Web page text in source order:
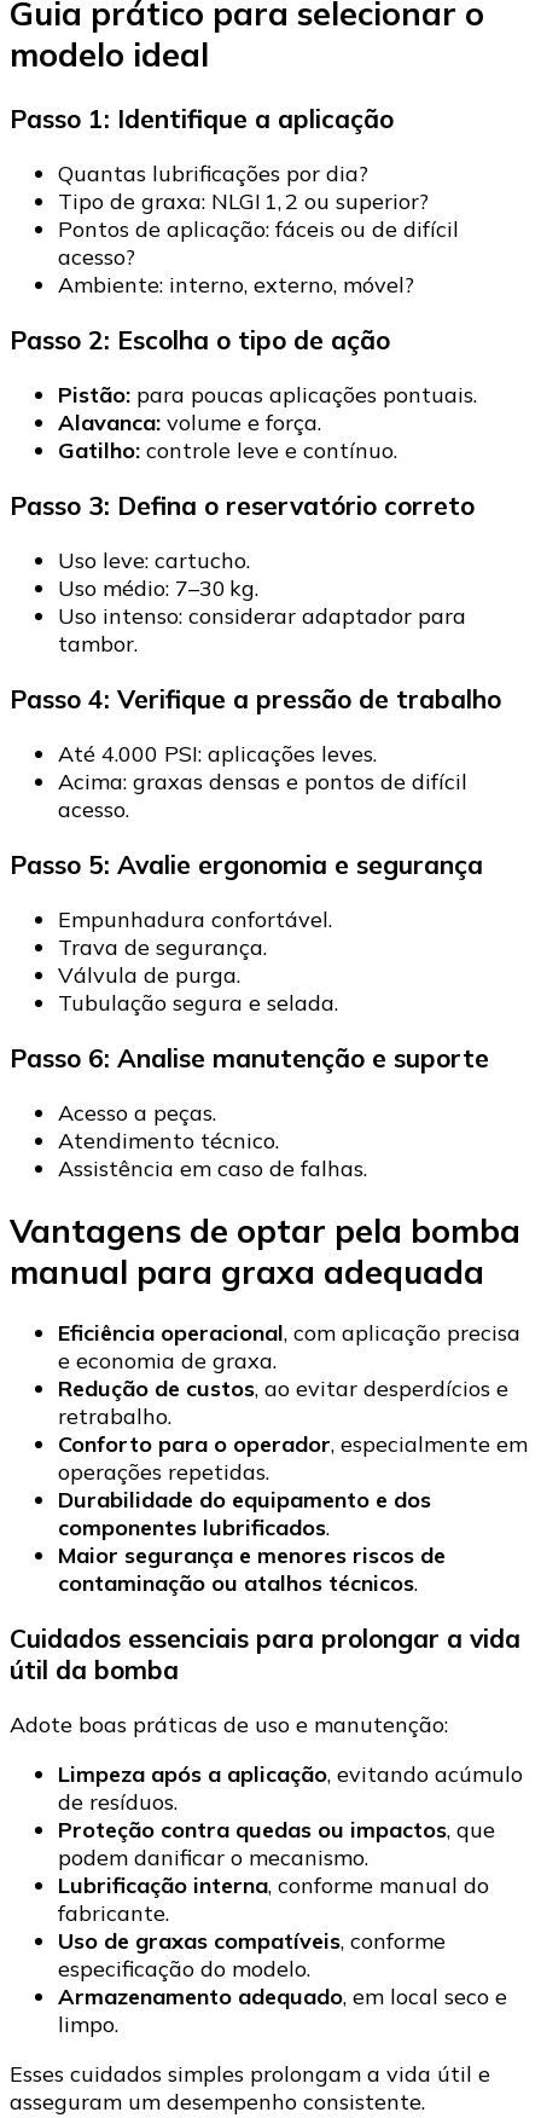
Guia prático para selecionar o
modelo ideal
Passo 1: Identifique a aplicação
Quantas lubrificações por dia?
Tipo de graxa: NLGI 1, 2 ou superior?
Pontos de aplicação: fáceis ou de difícil
acesso?
Ambiente: interno, externo, móvel?
Passo 2: Escolha o tipo de ação
Pistão: para poucas aplicações pontuais.
Alavanca: volume e força.
Gatilho: controle leve e contínuo.
Passo 3: Defina o reservatório correto
Uso leve: cartucho.
Uso médio: 7–30 kg.
Uso intenso: considerar adaptador para
tambor.
Passo 4: Verifique a pressão de trabalho
Até 4.000 PSI: aplicações leves.
Acima: graxas densas e pontos de difícil
acesso.
Passo 5: Avalie ergonomia e segurança
Empunhadura confortável.
Trava de segurança.
Válvula de purga.
Tubulação segura e selada.
Passo 6: Analise manutenção e suporte
Acesso a peças.
Atendimento técnico.
Assistência em caso de falhas.
Vantagens de optar pela bomba
manual para graxa adequada
Eficiência operacional, com aplicação precisa
e economia de graxa.
Redução de custos, ao evitar desperdícios e
retrabalho.
Conforto para o operador, especialmente em
operações repetidas.
Durabilidade do equipamento e dos
componentes lubrificados.
Maior segurança e menores riscos de
contaminação ou atalhos técnicos.
Cuidados essenciais para prolongar a vida
útil da bomba
Adote boas práticas de uso e manutenção:
Limpeza após a aplicação, evitando acúmulo
de resíduos.
Proteção contra quedas ou impactos, que
podem danificar o mecanismo.
Lubrificação interna, conforme manual do
fabricante.
Uso de graxas compatíveis, conforme
especificação do modelo.
Armazenamento adequado, em local seco e
limpo.
Esses cuidados simples prolongam a vida útil e
asseguram um desempenho consistente.